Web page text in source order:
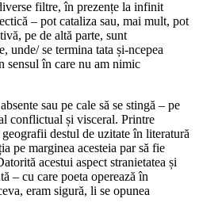
filtre, în prezențe la infinit
– pot cataliza sau, mai mult, pot
pe de altă parte, sunt
unde/ se termina tata și-ncepea
sensul în care nu am nimic
sau pe cale să se stingă – pe
conflictual și visceral. Printre
destul de uzitate în literatură
pe marginea acesteia par să fie
acestui aspect stranietatea și
– cu care poeta operează în
eram sigură, li se opunea